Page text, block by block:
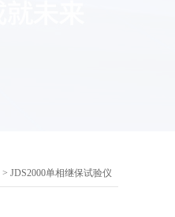
> JDS2000单相继保试验仪